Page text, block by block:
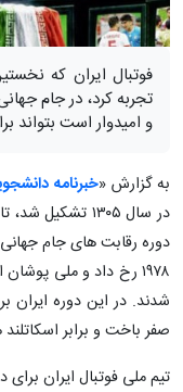
و امیدوار است بتواند
به گزارش «خبرنامه
دوره رقابت های جام
۱۹۷۸ رخ داد و ملی
صفر باخت و برابر